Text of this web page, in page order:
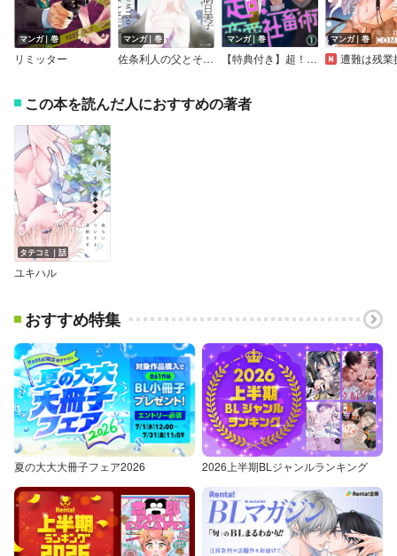
マンガ｜巻
リミッター
マンガ｜巻
佐条利人の父とその部下
マンガ｜巻
【特典付き】超！恋愛社畜術
マンガ｜巻
遭難は残業扱いになりますか？【
この本を読んだ人におすすめの著者
タテコミ｜話
ユキハル
おすすめ特集
夏の大大大冊子フェア2026 2026上半期BLジャンルランキング